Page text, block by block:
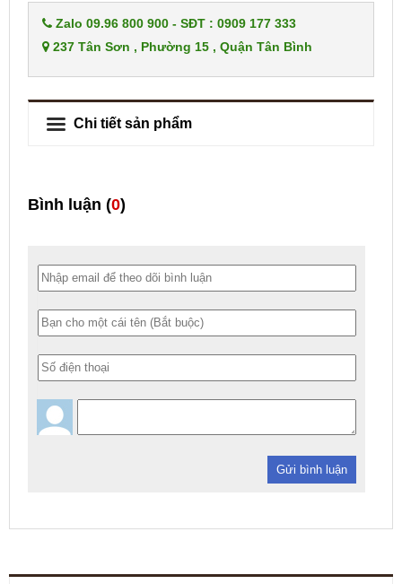
Zalo 09.96 800 900 - SĐT : 0909 177 333
237 Tân Sơn , Phường 15 , Quận Tân Bình
Chi tiết sản phẩm
Bình luận (0)
Gửi bình luận